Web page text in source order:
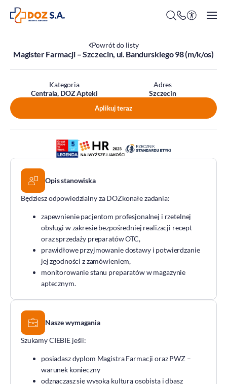
O firmie
Benefity
Oferty pracy
Praca w Centrali
Praca w DOZ Aptekach
Kim jesteśmy?
ESG
Środowisko
DOZ Fundacja dbam o zdrowie
DOZ Maraton
Standardy Ochrony Małoletnich
Tradycja aptekarstwa
Kodeks Etyki
Działalność wydawnicza i edukacyjna
Do pobrania
Dla akcjonariuszy
Powrót do listy
Magister Farmacji – Szczecin, ul. Bandurskiego 98 (m/k/os)
Kategoria
Centrala, DOZ Apteki
Adres
Szczecin
Aplikuj teraz
Opis stanowiska
Będziesz odpowiedzialny za DOZkonałe zadania:
zapewnienie pacjentom profesjonalnej i rzetelnej
obsługi w zakresie bezpośredniej realizacji recept
oraz sprzedaży preparatów OTC,
prawidłowe przyjmowanie dostawy i potwierdzanie
jej zgodności z zamówieniem,
monitorowanie stanu preparatów w magazynie
aptecznym.
Nasze wymagania
Szukamy CIEBIE jeśli:
posiadasz dyplom Magistra Farmacji oraz PWZ –
warunek konieczny
odznaczasz się wysoką kulturą osobistą i dbasz